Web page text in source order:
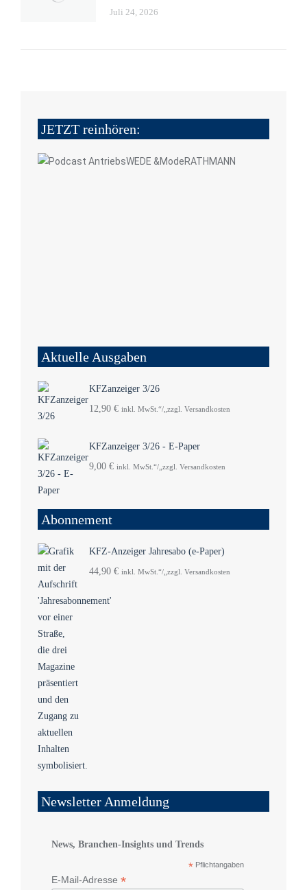
Juli 24, 2026
JETZT reinhören:
Aktuelle Ausgaben
KFZanzeiger 3/26
12,90 € inkl. MwSt.“/„zzgl. Versandkosten
KFZanzeiger 3/26 - E-Paper
9,00 € inkl. MwSt.“/„zzgl. Versandkosten
Abonnement
KFZ-Anzeiger Jahresabo (e-Paper)
44,90 € inkl. MwSt.“/„zzgl. Versandkosten
Newsletter Anmeldung
News, Branchen-Insights und Trends
* Pflichtangaben
E-Mail-Adresse *